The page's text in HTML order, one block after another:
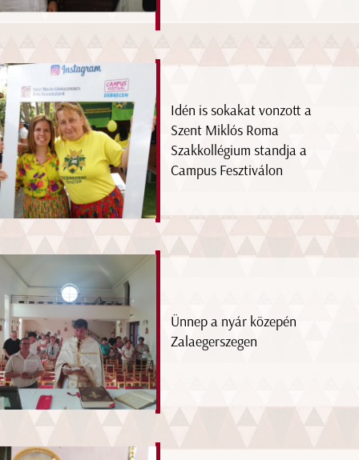
Idén is sokakat vonzott a
Szent Miklós Roma
Szakkollégium standja a
Campus Fesztiválon
Ünnep a nyár közepén
Zalaegerszegen